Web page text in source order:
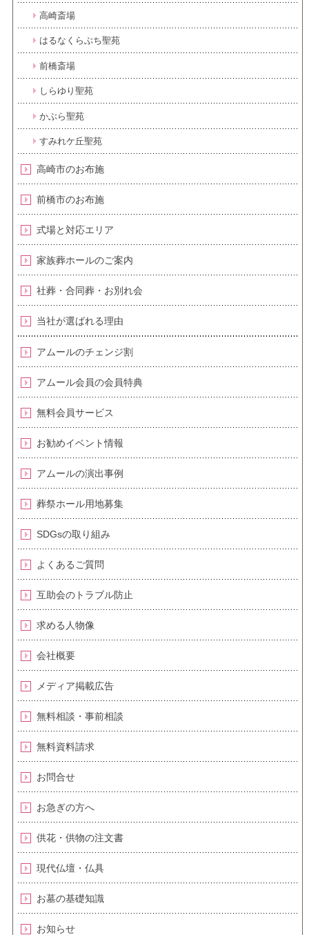
高崎斎場
はるなくらぶち聖苑
前橋斎場
しらゆり聖苑
かぶら聖苑
すみれケ丘聖苑
高崎市のお布施
前橋市のお布施
式場と対応エリア
家族葬ホールのご案内
社葬・合同葬・お別れ会
当社が選ばれる理由
アムールのチェンジ割
アムール会員の会員特典
無料会員サービス
お勧めイベント情報
アムールの演出事例
葬祭ホール用地募集
SDGsの取り組み
よくあるご質問
互助会のトラブル防止
求める人物像
会社概要
メディア掲載広告
無料相談・事前相談
無料資料請求
お問合せ
お急ぎの方へ
供花・供物の注文書
現代仏壇・仏具
お墓の基礎知識
お知らせ